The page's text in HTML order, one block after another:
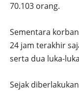
70.103 orang.
Sementara
24 jam terakhir
serta dua luka-
Sejak